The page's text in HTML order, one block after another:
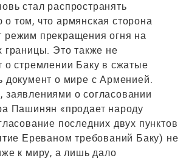
стал распространять
том, что армянская сторона
режим прекращения огня на
границы. Это также не
о стремлении Баку в сжатые
документ о мире с Арменией.
о согласовании
Пашинян «продает народу
последних двух пунктов
Ереваном требований Баку) не
к миру, а лишь дало